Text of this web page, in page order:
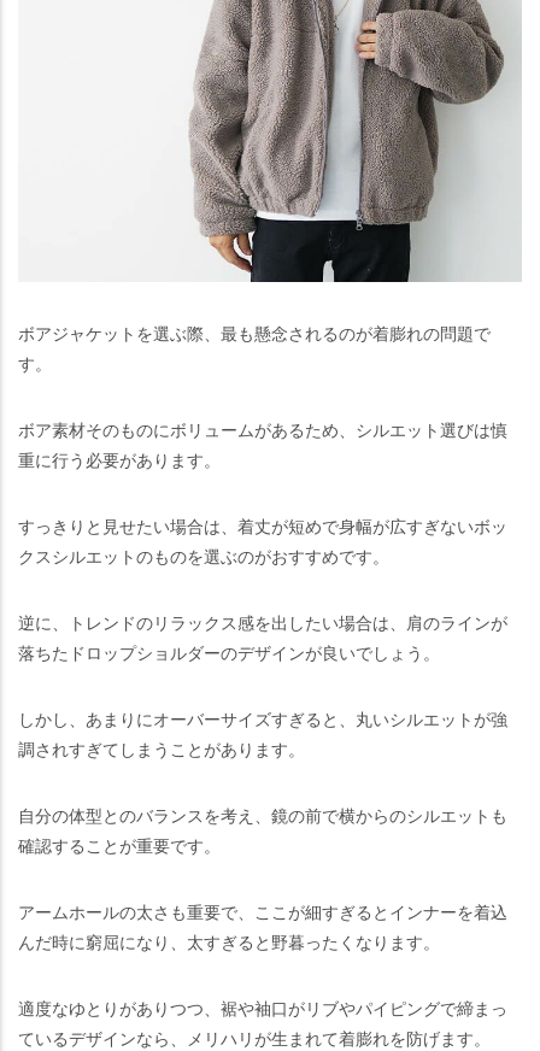
ボアジャケットを選ぶ際、最も懸念されるのが着膨れの問題で
す。
ボア素材そのものにボリュームがあるため、シルエット選びは慎
重に行う必要があります。
すっきりと見せたい場合は、着丈が短めで身幅が広すぎないボッ
クスシルエットのものを選ぶのがおすすめです。
逆に、トレンドのリラックス感を出したい場合は、肩のラインが
落ちたドロップショルダーのデザインが良いでしょう。
しかし、あまりにオーバーサイズすぎると、丸いシルエットが強
調されすぎてしまうことがあります。
自分の体型とのバランスを考え、鏡の前で横からのシルエットも
確認することが重要です。
アームホールの太さも重要で、ここが細すぎるとインナーを着込
んだ時に窮屈になり、太すぎると野暮ったくなります。
適度なゆとりがありつつ、裾や袖口がリブやパイピングで締まっ
ているデザインなら、メリハリが生まれて着膨れを防げます。